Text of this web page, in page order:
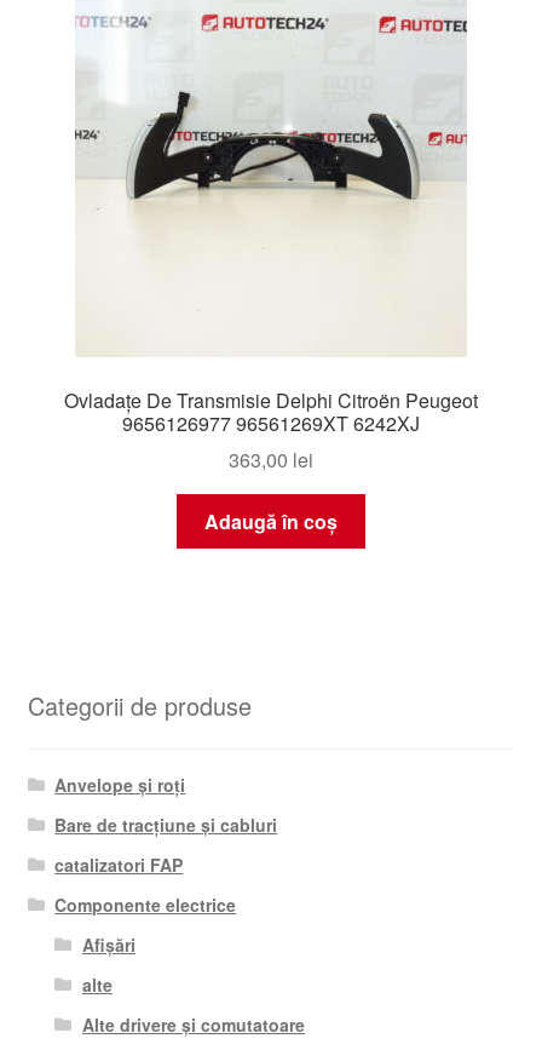
Ovladațe De Transmisie Delphi Citroën Peugeot
9656126977 96561269XT 6242XJ
363,00 lei
Adaugă în coș
Categorii de produse
Anvelope și roți
Bare de tracțiune și cabluri
catalizatori FAP
Componente electrice
Afișări
alte
Alte drivere și comutatoare